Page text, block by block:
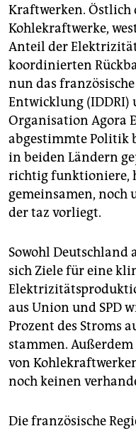
wahrheit
verlag
verlag
veranstaltungen
shop
fragen & hilfe
unterstützen
abo
epaper login
Kraftwerken. Östlich
Kohlekraftwerke,
Anteil der
koordinierten
nun das
Entwicklung ­(IDDRI)
Organisation Agora
abgestimmte Politik
in beiden Ländern
richtig funktioniere,
gemeinsamen, noch
der taz vorliegt.
Sowohl Deutschland
sich Ziele für eine
aus Union und SPD
Prozent des Stroms
stammen.
von
noch keinen
Die französische